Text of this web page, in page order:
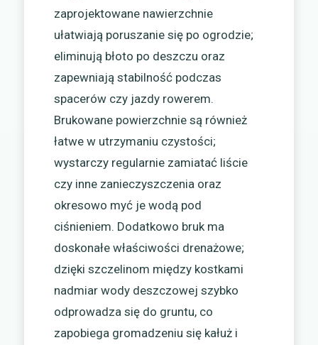
zaprojektowane nawierzchnie
ułatwiają poruszanie się po ogrodzie;
eliminują błoto po deszczu oraz
zapewniają stabilność podczas
spacerów czy jazdy rowerem.
Brukowane powierzchnie są również
łatwe w utrzymaniu czystości;
wystarczy regularnie zamiatać liście
czy inne zanieczyszczenia oraz
okresowo myć je wodą pod
ciśnieniem. Dodatkowo bruk ma
doskonałe właściwości drenażowe;
dzięki szczelinom między kostkami
nadmiar wody deszczowej szybko
odprowadza się do gruntu, co
zapobiega gromadzeniu się kałuż i